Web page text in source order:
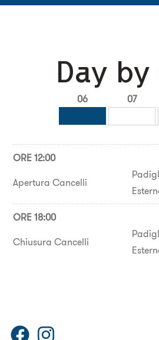
Day by
06 07
ORE 12:00
Apertura Cancelli
ORE 18:00
Chiusura Cancelli